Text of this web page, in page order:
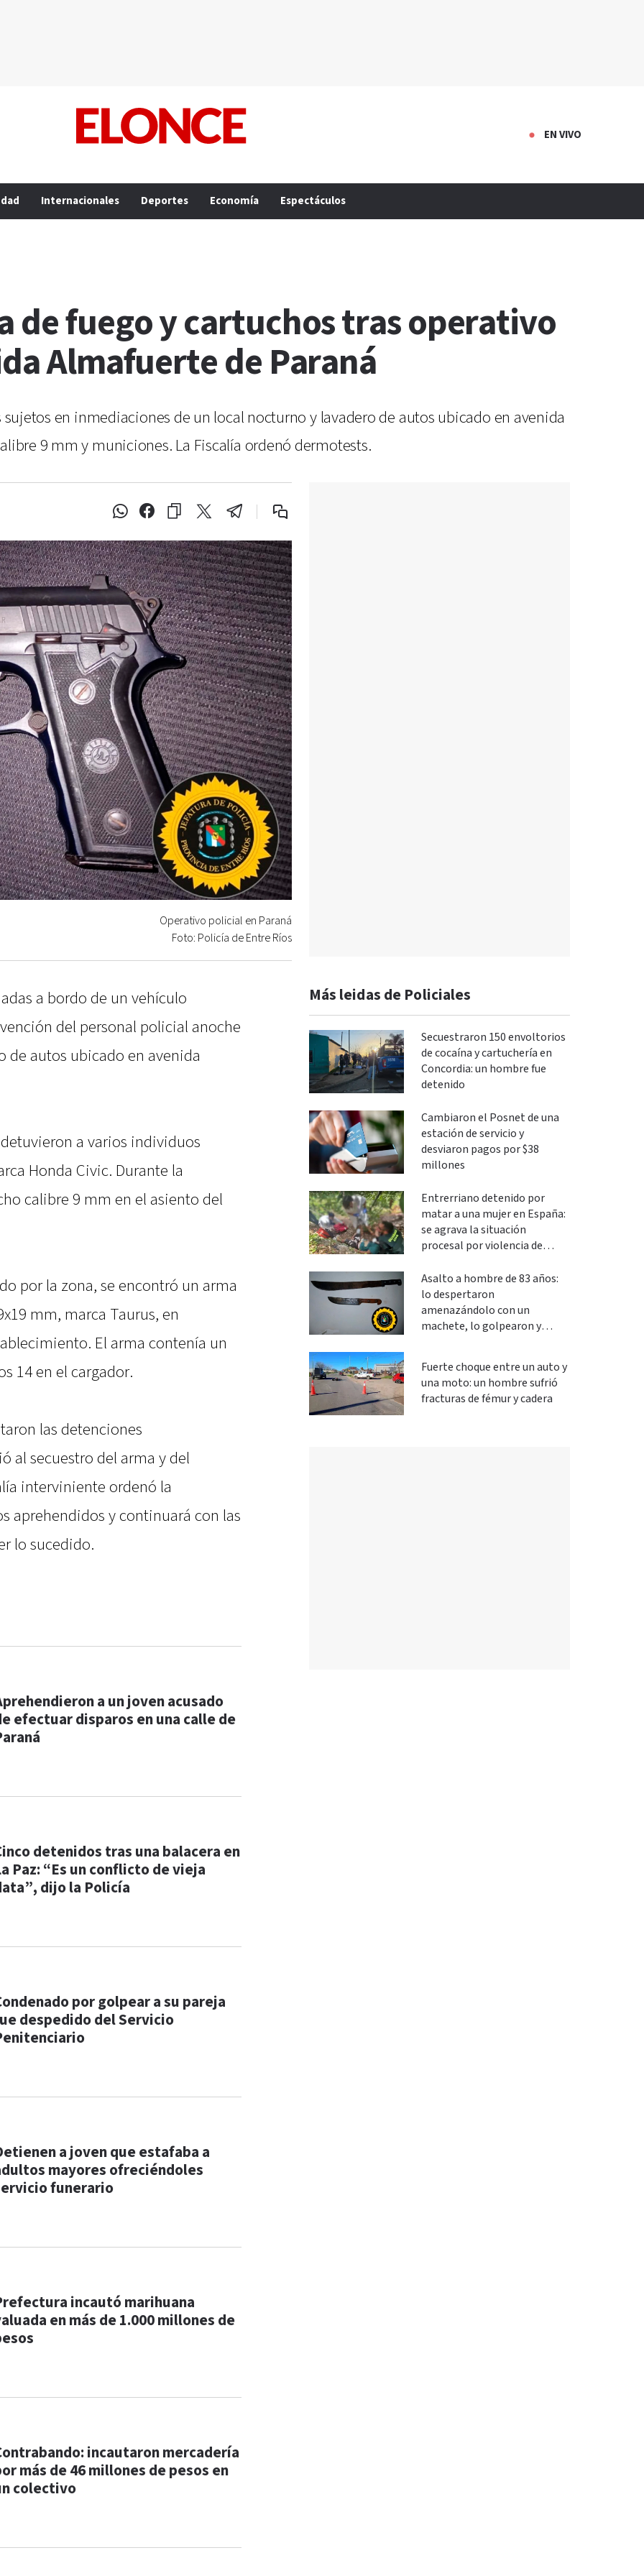
EN VIVO
Internacionales Deportes Economía Espectáculos
de fuego y cartuchos tras operativo
Almafuerte de Paraná
en inmediaciones de un local nocturno y lavadero de autos ubicado en avenida
9 mm y municiones. La Fiscalía ordenó dermotests.
Operativo policial en Paraná
Foto: Policía de Entre Ríos
a bordo de un vehículo
del personal policial anoche
de autos ubicado en avenida
a varios individuos
Honda Civic. Durante la
calibre 9 mm en el asiento del
por la zona, se encontró un arma
mm, marca Taurus, en
El arma contenía un
14 en el cargador.
las detenciones
al secuestro del arma y del
interviniente ordenó la
aprehendidos y continuará con las
lo sucedido.
a un joven acusado
efectuar disparos en una calle de
detenidos tras una balacera en
Paz: “Es un conflicto de vieja
dijo la Policía
por golpear a su pareja
despedido del Servicio
a joven que estafaba a
mayores ofreciéndoles
funerario
incautó marihuana
en más de 1.000 millones de
incautaron mercadería
más de 46 millones de pesos en
colectivo
Más leidas de Policiales
Secuestraron 150 envoltorios
de cocaína y cartuchería en
Concordia: un hombre fue
detenido
Cambiaron el Posnet de una
estación de servicio y
desviaron pagos por $38
millones
Entrerriano detenido por
matar a una mujer en España:
se agrava la situación
procesal por violencia de
Asalto a hombre de 83 años:
lo despertaron
amenazándolo con un
machete, lo golpearon y
Fuerte choque entre un auto y
una moto: un hombre sufrió
fracturas de fémur y cadera